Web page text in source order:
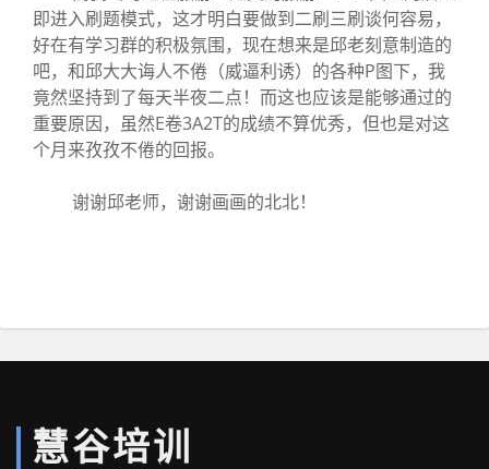
即进入刷题模式，这才明白要做到二刷三刷谈何容易，
好在有学习群的积极氛围，现在想来是邱老刻意制造的
吧，和邱大大诲人不倦（威逼利诱）的各种P图下，我
竟然坚持到了每天半夜二点！而这也应该是能够通过的
重要原因，虽然E卷3A2T的成绩不算优秀，但也是对这
个月来孜孜不倦的回报。
谢谢邱老师，谢谢画画的北北！
慧谷培训